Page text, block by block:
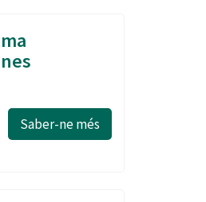
Saber-ne més